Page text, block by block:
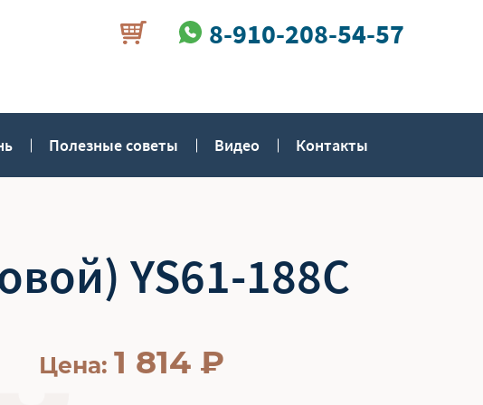
8-910-208-54-57
Полезные советы Видео Контакты
YS61-188C
Цена:1 814 ₽